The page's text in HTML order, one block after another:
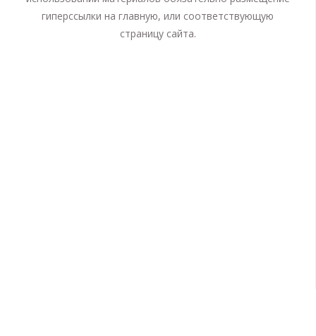
гиперссылки на главную, или соответствующую
страницу сайта.